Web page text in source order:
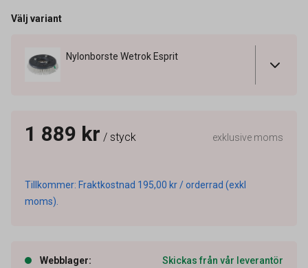
Välj variant
Nylonborste Wetrok Esprit
1 889 kr / styck exklusive moms
Tillkommer: Fraktkostnad 195,00 kr / orderrad (exkl
moms).
Webblager: Skickas från vår leverantör